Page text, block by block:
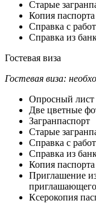
Старые
Копия
Справка с
Справка из
Гостевая виза
Гостевая виза:
Опросный лист
Две цветные
Загранпаспорт
Старые
Справка с
Справка из
Копия
Приглашение
Ксерокопия